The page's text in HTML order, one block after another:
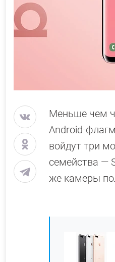
Меньше чем
Android-
войдут три
семейства —
же камеры